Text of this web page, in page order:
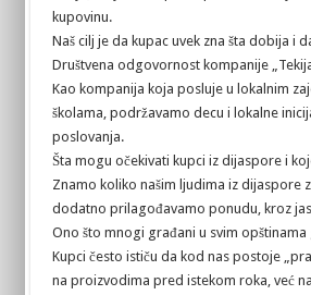
kupovinu.
Naš cilj je da kupac uvek zna šta dobija i
Društvena odgovornost kompanije
Kao kompanija koja posluje u lokalnim
školama, podržavamo decu i lokalne
poslovanja.
Šta mogu očekivati kupci iz dijaspore i
Znamo koliko našim ljudima iz dijaspore
dodatno prilagođavamo ponudu, kroz
Ono što mnogi građani u svim
Kupci često ističu da kod nas postoje
na proizvodima pred istekom roka, već